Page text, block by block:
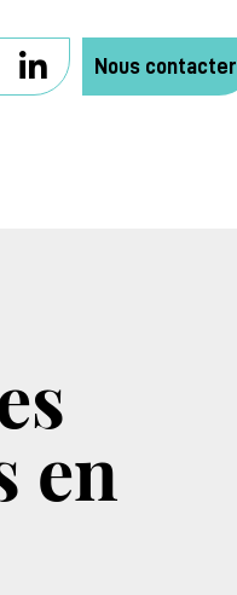
Nous contacter
en